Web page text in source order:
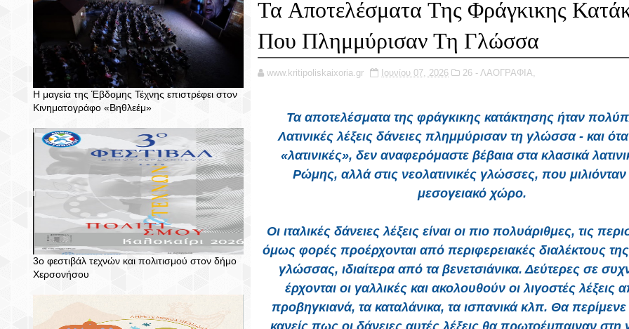
Η μαγεία της Έβδομης Τέχνης επιστρέφει στον
Κινηματογράφο «Βηθλεέμ»
3ο φεστιβάλ τεχνών και πολιτισμού στον δήμο
Χερσονήσου
Τα Αποτελέσματα Της Φράγκικης
Που Πλημμύρισαν Τη Γλώσσα
www.kritipoliskaixoria.gr Ιουνίου 07, 2026 26 - ΛΑΟΓΡΑΦΙΑ,
Τα αποτελέσματα της φράγκικης κατάκτησης ήταν
Λατινικές λέξεις δάνειες πλημμύρισαν τη γλώσσα - και
«λατινικές», δεν αναφερόμαστε βέβαια στα κλασικά
Ρώμης, αλλά στις νεολατινικές γλώσσες, που
μεσογειακό χώρο.
Οι ιταλικές δάνειες λέξεις είναι οι πιο πολυάριθμες, τις
όμως φορές προέρχονται από περιφερειακές διαλέκτους της
γλώσσας, ιδιαίτερα από τα βενετσιάνικα. Δεύτερες σε
έρχονται οι γαλλικές και ακολουθούν οι λιγοστές λέξεις
προβηγκιανά, τα καταλάνικα, τα ισπανικά κλπ. Θα
κανείς πως οι δάνειες αυτές λέξεις θα πρωτοέμπαιναν